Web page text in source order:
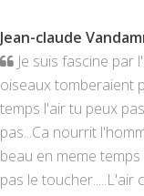
Jean-claude
Je suis fascine par
oiseaux tomberaient
temps l'air tu peux
pas...Ca nourrit
beau en meme
pas le toucher.....L'air